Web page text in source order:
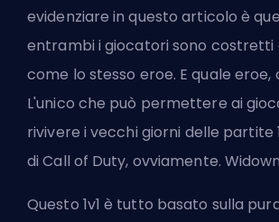
evidenziare in questo articolo è
entrambi i giocatori sono costretti
come lo stesso eroe. E quale
L'unico che può permettere ai
rivivere i vecchi giorni delle partite
di Call of Duty, ovviamente.
Questo 1v1 è tutto basato sulla